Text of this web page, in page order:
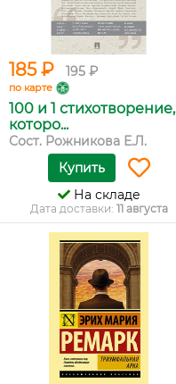
185 ₽ 195 ₽
по карте
100 и 1 стихотворение,
которо...
Сост. Рожникова Е.Л.
Купить
На складе
Дата доставки: 11 августа